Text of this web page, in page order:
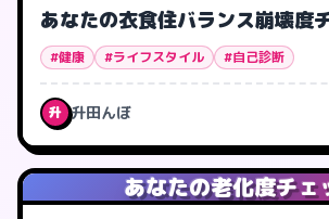
あなたの衣食住バランス崩壊度
#健康 #ライフスタイル #自己診断
升 升田んぼ
あなたの老化度チェ